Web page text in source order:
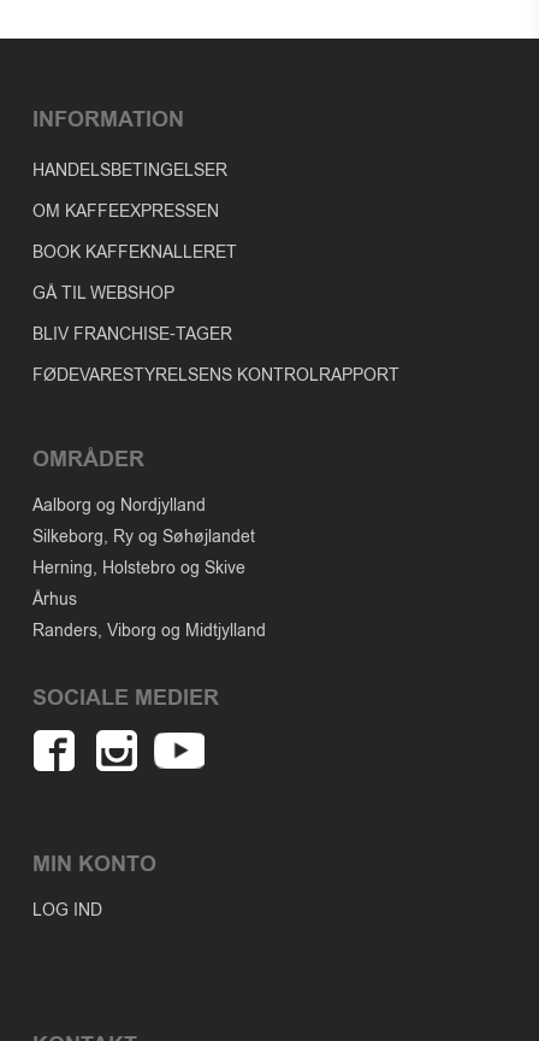
INFORMATION
HANDELSBETINGELSER
OM KAFFEEXPRESSEN
BOOK KAFFEKNALLERET
GÅ TIL WEBSHOP
BLIV FRANCHISE-TAGER
FØDEVARESTYRELSENS KONTROLRAPPORT
OMRÅDER
Aalborg og Nordjylland
Silkeborg, Ry og Søhøjlandet
Herning, Holstebro og Skive
Århus
Randers, Viborg og Midtjylland
SOCIALE MEDIER
MIN KONTO
LOG IND